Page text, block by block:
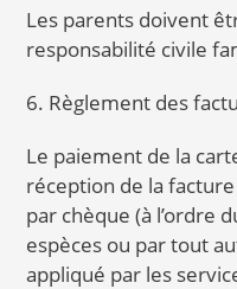
Les parents doivent
responsabilité civile
6. Règlement des
Le paiement de la
réception de la
par chèque (à l’ordre
espèces ou par tout
appliqué par les